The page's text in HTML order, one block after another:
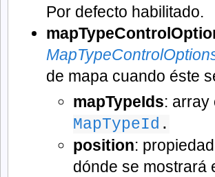
Por defecto habilitado.
de mapa cuando éste
mapTypeIds: array
MapTypeId .
position:
dónde se mostrará